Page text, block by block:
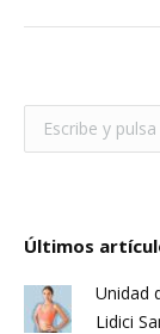
Últimos
Unidad
Lidici